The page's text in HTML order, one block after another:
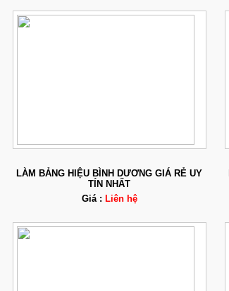
LÀM BẢNG HIỆU BÌNH DƯƠNG GIÁ RẺ UY
TÍN NHẤT
Giá : Liên hệ